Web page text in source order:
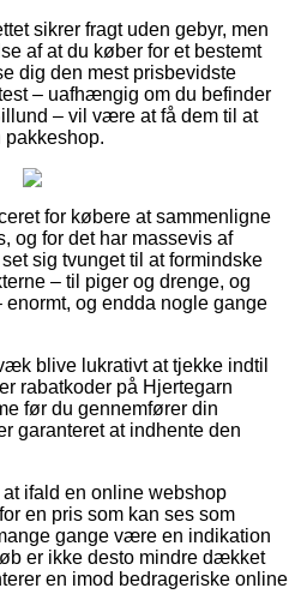
sikrer fragt uden gebyr, men
af at du køber for et bestemt
dig den mest prisbevidste
– uafhængig om du befinder
– vil være at få dem til at
pakkeshop.
for købere at sammenligne
og for det har massevis af
sig tvunget til at formindske
– til piger og drenge, og
enormt, og endda nogle gange
blive lukrativt at tjekke indtil
rabatkoder på Hjertegarn
før du gennemfører din
garanteret at indhente den
ifald en online webshop
en pris som kan ses som
gange være en indikation
er ikke desto mindre dækket
en imod bedrageriske online